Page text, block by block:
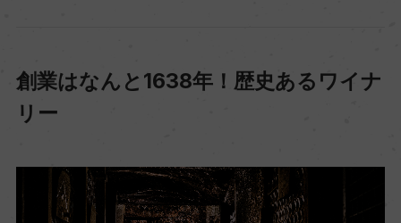
創業はなんと1638年！歴史あるワイナ
リー